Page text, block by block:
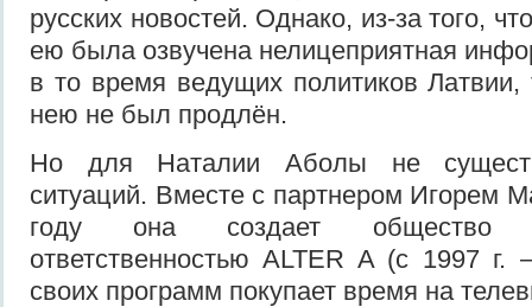
русских новостей. Однако, из-за того,
ею была озвучена нелицеприятная
в то время ведущих политиков Латвии,
нею не был продлён.
Но для Наталии Аболы не
ситуаций. Вместе с партнером Игорем
году она создает общество
ответственностью ALTER A (с 1997
своих программ покупает время на